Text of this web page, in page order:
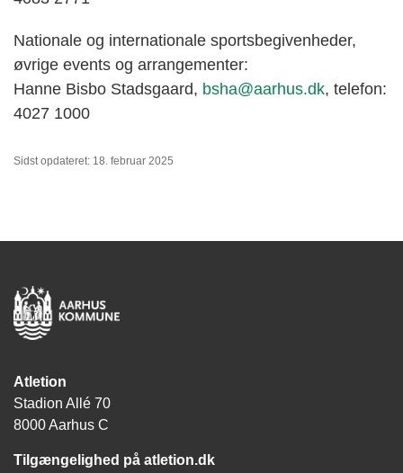
Nationale og internationale sportsbegivenheder,
øvrige events og arrangementer:
Hanne Bisbo Stadsgaard, bsha@aarhus.dk, telefon:
4027 1000
Sidst opdateret: 18. februar 2025
Atletion
Stadion Allé 70
8000 Aarhus C
Tilgængelighed på atletion.dk